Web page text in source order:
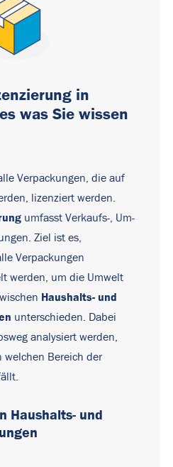
in
was Sie wissen
Verpackungen, die auf
lizenziert werden.
umfasst Verkaufs-, Um-
Ziel ist es,
Verpackungen
werden, um die Umwelt
Haushalts- und
unterschieden. Dabei
analysiert werden,
Bereich der
Haushalts- und